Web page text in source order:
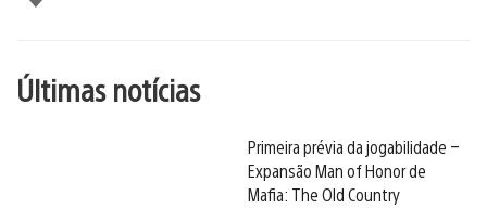
Últimas notícias
Primeira prévia da jogabilidade –
Expansão Man of Honor de
Mafia: The Old Country